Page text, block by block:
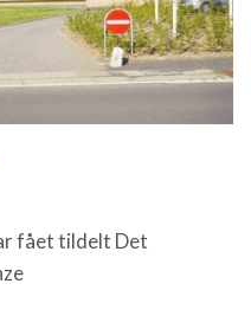
fået tildelt Det